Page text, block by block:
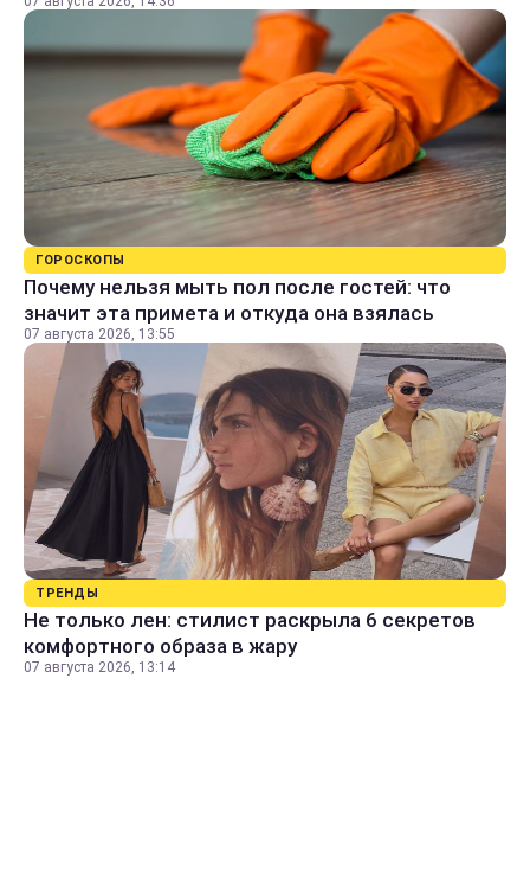
ГОРОСКОПЫ
Почему нельзя мыть пол после гостей: что
значит эта примета и откуда она взялась
07 августа 2026, 13:55
ТРЕНДЫ
Не только лен: стилист раскрыла 6 секретов
комфортного образа в жару
07 августа 2026, 13:14